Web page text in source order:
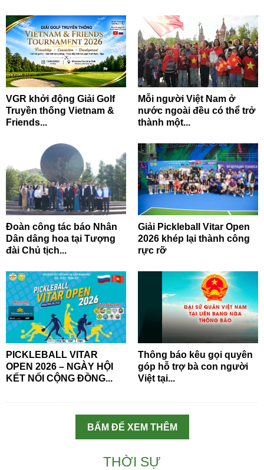
VGR khởi động Giải Golf
Truyền thống Vietnam &
Friends...
Mỗi người Việt Nam ở
nước ngoài đều có thể trở
thành một...
Đoàn công tác báo Nhân
Dân dâng hoa tại Tượng
đài Chủ tịch...
Giải Pickleball Vitar Open
2026 khép lại thành công
rực rỡ
PICKLEBALL VITAR
OPEN 2026 – NGÀY HỘI
KẾT NỐI CỘNG ĐỒNG...
Thông báo kêu gọi quyên
góp hỗ trợ bà con người
Việt tại...
BẤM ĐỂ XEM THÊM
THỜI SỰ